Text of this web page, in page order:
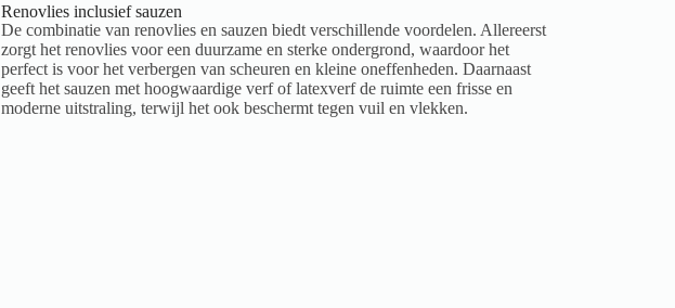
Renovlies inclusief sauzen
De combinatie van renovlies en sauzen biedt verschillende voordelen. Allereerst
zorgt het renovlies voor een duurzame en sterke ondergrond, waardoor het
perfect is voor het verbergen van scheuren en kleine oneffenheden. Daarnaast
geeft het sauzen met hoogwaardige verf of latexverf de ruimte een frisse en
moderne uitstraling, terwijl het ook beschermt tegen vuil en vlekken.